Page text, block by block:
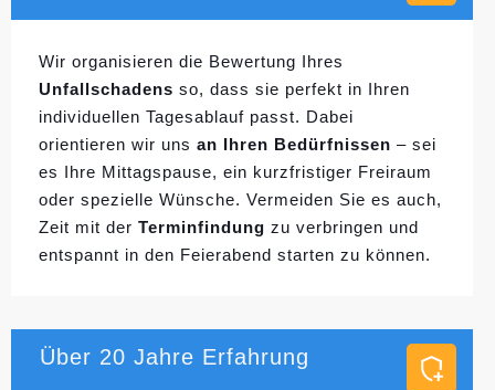
Wir organisieren die Bewertung Ihres
Unfallschadens so, dass sie perfekt in Ihren
individuellen Tagesablauf passt. Dabei
orientieren wir uns an Ihren Bedürfnissen – sei
es Ihre Mittagspause, ein kurzfristiger Freiraum
oder spezielle Wünsche. Vermeiden Sie es auch,
Zeit mit der Terminfindung zu verbringen und
entspannt in den Feierabend starten zu können.
Über 20 Jahre Erfahrung